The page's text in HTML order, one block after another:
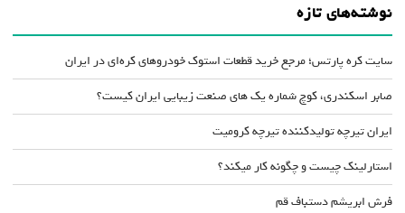
نوشته‌های تازه
سایت کره پارتس؛ مرجع خرید قطعات استوک خودروهای کره‌ای در ایران
صابر اسکندری، کوچ شماره یک های صنعت زیبایی ایران کیست؟
ایران تیرچه تولیدکننده تیرچه کرومیت
استارلینک چیست و چگونه کار میکند؟
فرش ابریشم دستباف قم